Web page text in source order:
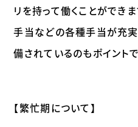
リを持って働くことができ
手当などの各種手当が充
備されているのもポイントで
【繁忙期について】